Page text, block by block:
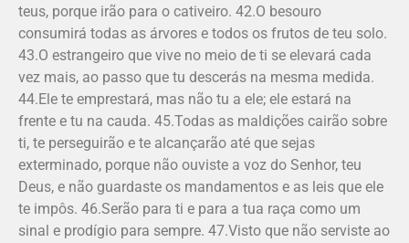
teus, porque irão para o cativeiro. 42.O besouro
consumirá todas as árvores e todos os frutos de teu solo.
43.O estrangeiro que vive no meio de ti se elevará cada
vez mais, ao passo que tu descerás na mesma medida.
44.Ele te emprestará, mas não tu a ele; ele estará na
frente e tu na cauda. 45.Todas as maldições cairão sobre
ti, te perseguirão e te alcançarão até que sejas
exterminado, porque não ouviste a voz do Senhor, teu
Deus, e não guardaste os mandamentos e as leis que ele
te impôs. 46.Serão para ti e para a tua raça como um
sinal e prodígio para sempre. 47.Visto que não serviste ao